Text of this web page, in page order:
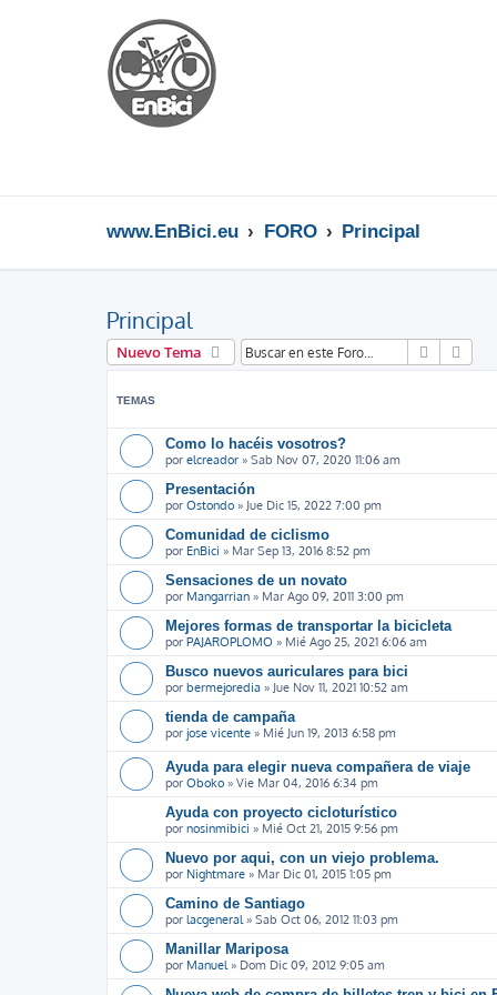
www.EnBici.eu FORO Principal
Principal
Nuevo Tema Buscar
TEMAS
Como lo hacéis vosotros?
por elcreador » Sab Nov 07, 2020 11:06 am
Presentación
por Ostondo » Jue Dic 15, 2022 7:00 pm
Comunidad de ciclismo
por EnBici » Mar Sep 13, 2016 8:52 pm
Sensaciones de un novato
por Mangarrian » Mar Ago 09, 2011 3:00 pm
Mejores formas de transportar la bicicleta
por PAJAROPLOMO » Mié Ago 25, 2021 6:06 am
Busco nuevos auriculares para bici
por bermejoredia » Jue Nov 11, 2021 10:52 am
tienda de campaña
por jose vicente » Mié Jun 19, 2013 6:58 pm
Ayuda para elegir nueva compañera de viaje
por Oboko » Vie Mar 04, 2016 6:34 pm
Ayuda con proyecto cicloturístico
por nosinmibici » Mié Oct 21, 2015 9:56 pm
Nuevo por aqui, con un viejo problema.
por Nightmare » Mar Dic 01, 2015 1:05 pm
Camino de Santiago
por lacgeneral» Sab Oct 06, 2012 11:03 pm
Manillar Mariposa
por Manuel» Dom Dic 09, 2012 9:05 am